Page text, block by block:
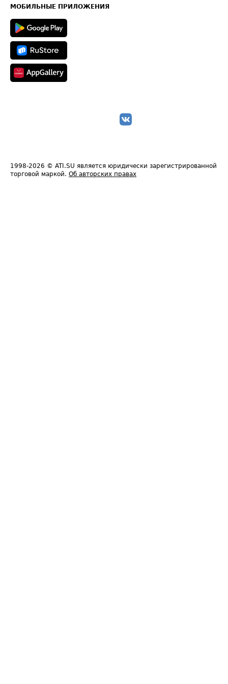
Техническая информация
МОБИЛЬНЫЕ ПРИЛОЖЕНИЯ
1998-2026 © ATI.SU является юридически зарегистрированной
торговой маркой. Об авторских правах